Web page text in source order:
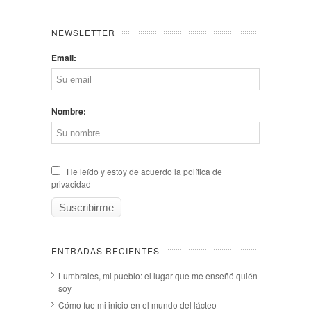
NEWSLETTER
Email:
Nombre:
He leído y estoy de acuerdo la política de
privacidad
ENTRADAS RECIENTES
Lumbrales, mi pueblo: el lugar que me enseñó quién
soy
Cómo fue mi inicio en el mundo del lácteo